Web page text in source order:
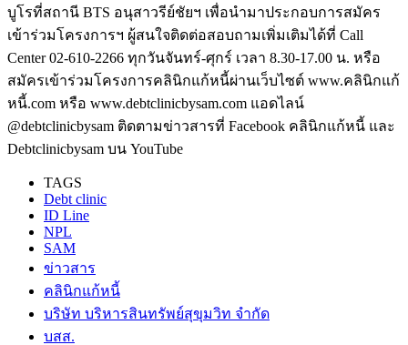
บูโรที่สถานี BTS อนุสาวรีย์ชัยฯ เพื่อนำมาประกอบการสมัคร
เข้าร่วมโครงการฯ ผู้สนใจติดต่อสอบถามเพิ่มเติมได้ที่ Call
Center 02-610-2266 ทุกวันจันทร์-ศุกร์ เวลา 8.30-17.00 น. หรือ
สมัครเข้าร่วมโครงการคลินิกแก้หนี้ผ่านเว็บไซต์ www.คลินิกแก้
หนี้.com หรือ www.debtclinicbysam.com แอดไลน์
@debtclinicbysam ติดตามข่าวสารที่ Facebook คลินิกแก้หนี้ และ
Debtclinicbysam บน YouTube
TAGS
Debt clinic
ID Line
NPL
SAM
ข่าวสาร
คลินิกแก้หนี้
บริษัท บริหารสินทรัพย์สุขุมวิท จำกัด
บสส.